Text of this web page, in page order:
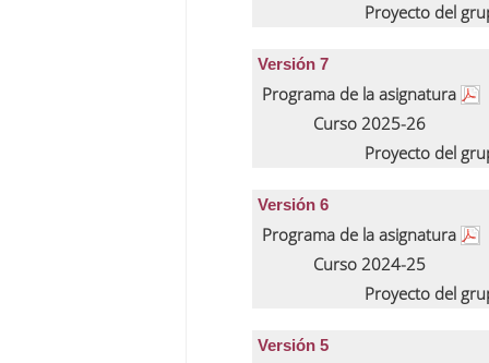
Proyecto del
Versión 7
Programa de la asignatura
Curso 2025-26
Proyecto del
Versión 6
Programa de la asignatura
Curso 2024-25
Proyecto del
Versión 5